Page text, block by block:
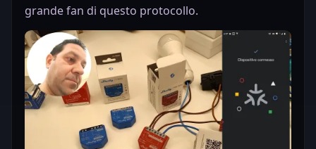
grande fan di questo protocollo.